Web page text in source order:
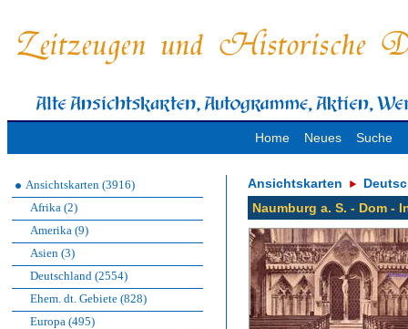
Home Neues Suche
Ansichtskarten (3916)
Afrika (2)
Amerika (9)
Asien (3)
Deutschland (2554)
Ehem. dt. Gebiete (828)
Europa (495)
Ansichtskarten
Naumburg a. S. - Dom -